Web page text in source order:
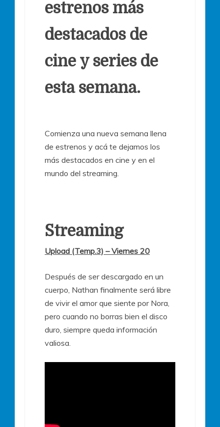
estrenos más
destacados de
cine y series de
esta semana.
Comienza una nueva semana llena
de estrenos y acá te dejamos los
más destacados en cine y en el
mundo del streaming.
Streaming
Upload (Temp.3) – Viernes 20
Después de ser descargado en un
cuerpo, Nathan finalmente será libre
de vivir el amor que siente por Nora,
pero cuando no borras bien el disco
duro, siempre queda información
valiosa.